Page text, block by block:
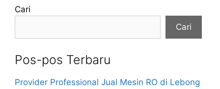
Cari
Cari
Pos-pos Terbaru
Provider Professional Jual Mesin RO di Lebong